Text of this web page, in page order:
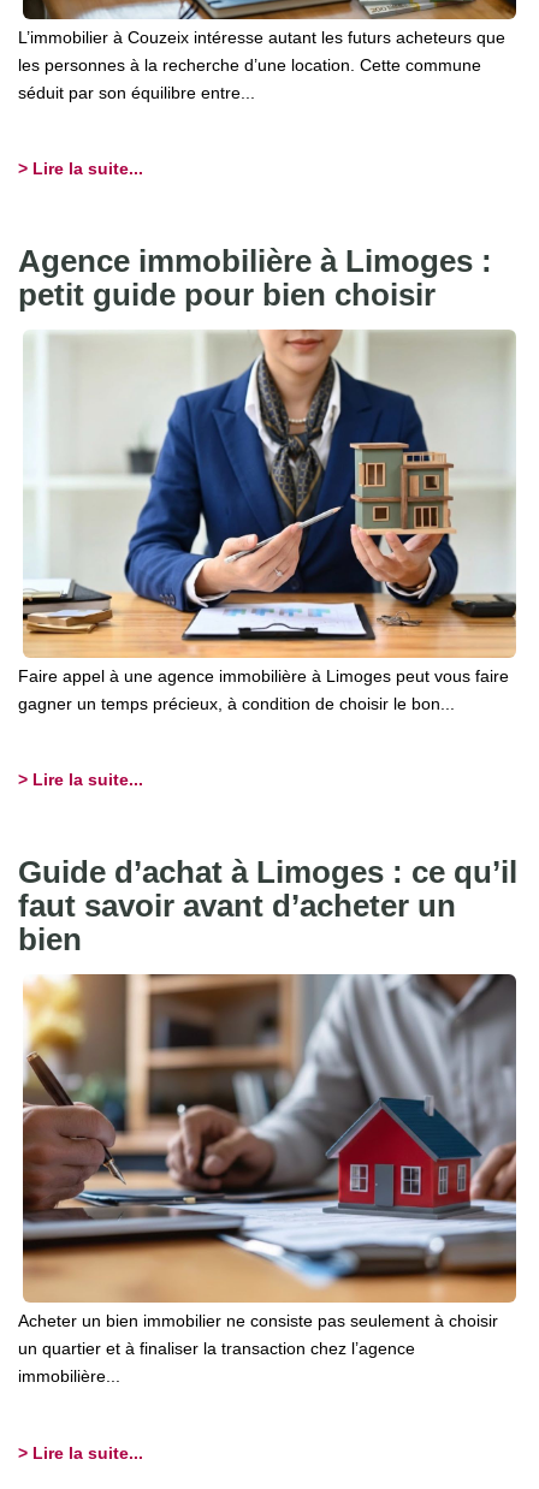
L’immobilier à Couzeix intéresse autant les futurs acheteurs que
les personnes à la recherche d’une location. Cette commune
séduit par son équilibre entre...
> Lire la suite...
Agence immobilière à Limoges :
petit guide pour bien choisir
Faire appel à une agence immobilière à Limoges peut vous faire
gagner un temps précieux, à condition de choisir le bon...
> Lire la suite...
Guide d’achat à Limoges : ce qu’il
faut savoir avant d’acheter un
bien
Acheter un bien immobilier ne consiste pas seulement à choisir
un quartier et à finaliser la transaction chez l’agence
immobilière...
> Lire la suite...